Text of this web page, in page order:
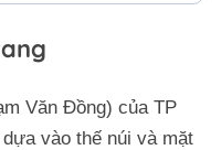
Văn Đồng) của TP
vào thế núi và mặt